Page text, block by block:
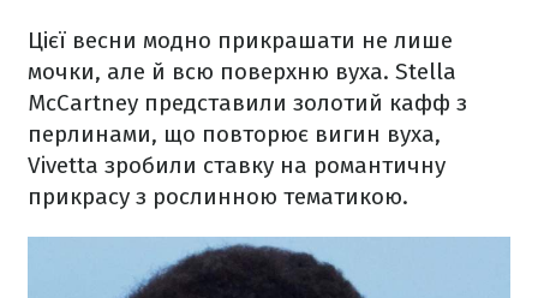
Цієї весни модно прикрашати не лише
мочки, але й всю поверхню вуха. Stella
McCartney представили золотий кафф з
перлинами, що повторює вигин вуха,
Vivetta зробили ставку на романтичну
прикрасу з рослинною тематикою.